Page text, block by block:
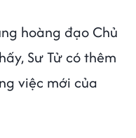
hoàng đạo Chủ
Sư Tử có thêm
việc mới của